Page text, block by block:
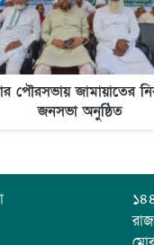
পৌরসভায় জামায়াতের
জনসভা অনুষ্ঠিত